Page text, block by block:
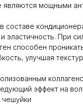
являются мощными
в составе
эластичность. При
способен
улучшая
эффект на
чешуйки